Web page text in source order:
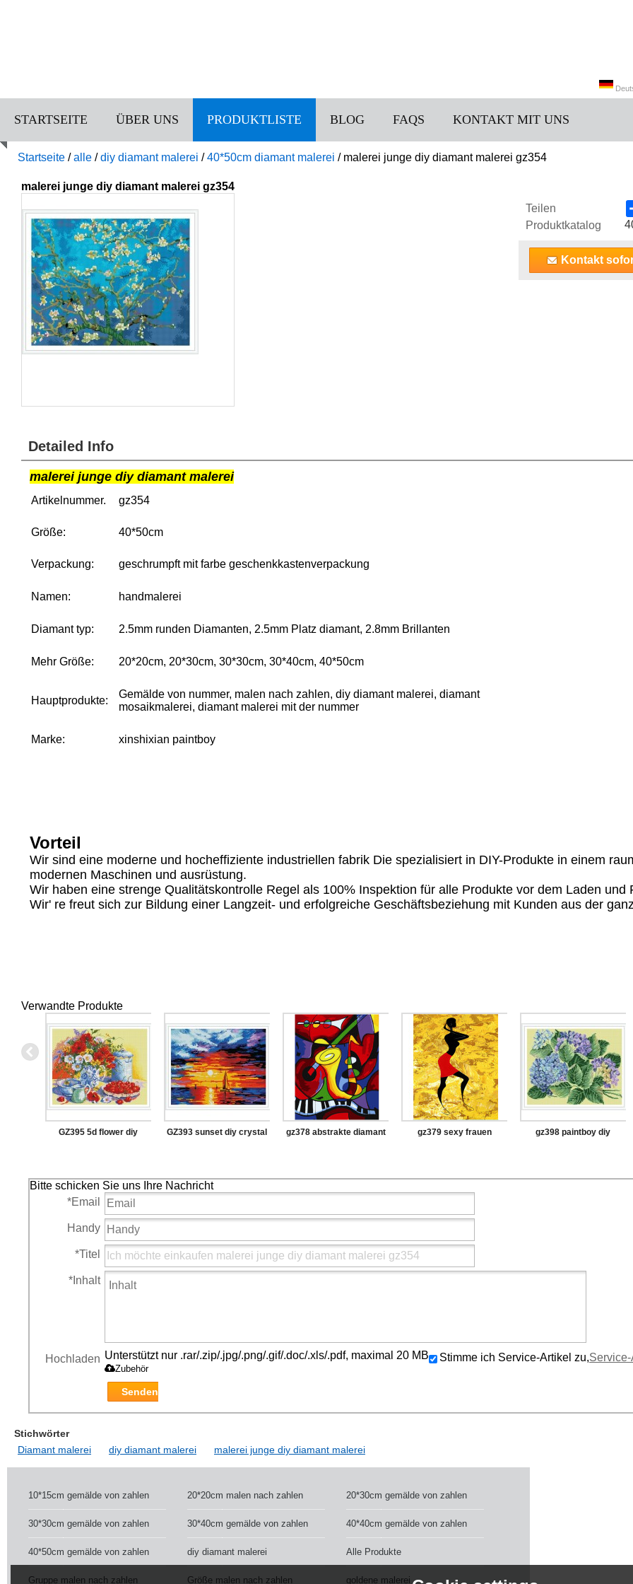
STARTSEITE ÜBER UNS PRODUKTLISTE BLOG FAQS KONTAKT MIT UNS
Startseite /alle /diy diamant malerei /40*50cm diamant malerei / malerei junge diy diamant malerei gz354
malerei junge diy diamant malerei gz354
Teilen
Produktkatalog
Kontakt
Detailed Info
malerei junge diy diamant malerei
Artikelnummer. gz354
Größe: 40*50cm
Verpackung: geschrumpft mit farbe geschenkkastenverpackung
Namen: handmalerei
Diamant typ: 2.5mm runden Diamanten, 2.5mm Platz diamant, 2.8mm Brillanten
Mehr Größe: 20*20cm, 20*30cm, 30*30cm, 30*40cm, 40*50cm
Hauptprodukte:
Gemälde von nummer, malen nach zahlen, diy diamant malerei, diamant
mosaikmalerei, diamant malerei mit der nummer
Marke: xinshixian paintboy
Vorteil
Wir sind eine moderne und hocheffiziente industriellen fabrik Die spezialisiert in DIY-Produkte in einem
modernen Maschinen und ausrüstung.
Wir haben eine strenge Qualitätskontrolle Regel als 100% Inspektion für alle Produkte vor dem Laden
Wir' re freut sich zur Bildung einer Langzeit- und erfolgreiche Geschäftsbeziehung mit Kunden aus der
Verwandte Produkte
GZ395 5d flower diy GZ393 sunset diy crystal gz378 abstrakte diamant gz379 sexy frauen gz398 paintboy diy
Bitte schicken Sie uns Ihre Nachricht
*Email
Handy
*Titel
* Inhalt
Hochladen Unterstützt nur .rar/.zip/.jpg/.png/.gif/.doc/.xls/.pdf, maximal 20 MB
Zubehör
Stimme ich Service-Artikel zu,Service-
Senden
Stichwörter
Diamant malerei
diy diamant malerei malerei junge diy diamant malerei
10*15cm gemälde von zahlen 20*20cm malen nach zahlen 20*30cm gemälde von zahlen
30*30cm gemälde von zahlen 30*40cm gemälde von zahlen 40*40cm gemälde von zahlen
40*50cm gemälde von zahlen diy diamant malerei Alle Produkte
Gruppe malen nach zahlen Größe malen nach zahlen goldene malerei